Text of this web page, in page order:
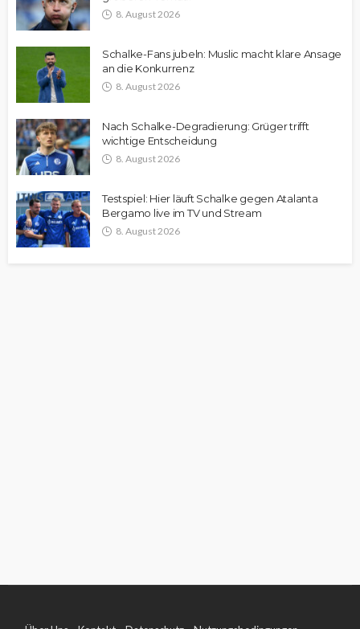
8. August 2026
Schalke-Fans jubeln: Muslic macht klare Ansage
an die Konkurrenz
8. August 2026
Nach Schalke-Degradierung: Grüger trifft
wichtige Entscheidung
8. August 2026
Testspiel: Hier läuft Schalke gegen Atalanta
Bergamo live im TV und Stream
8. August 2026